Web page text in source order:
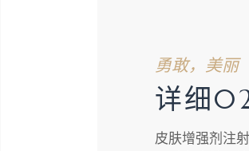
勇敢，美丽
详细
皮肤增强剂注